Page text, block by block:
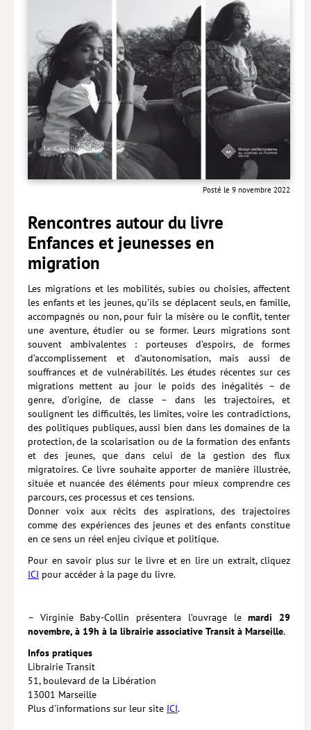
>> Livres numériques <<
COLLECTIONS
Comment je suis devenu
Convergences
eDDen
Espèces
Figure[s] de…
Idées Reçues
Libertés plurielles
MiMed
Mobilisations
MythO !
Actes de colloque
>> Cavalier poche <<
>> Livres numériques <<
AUTEURS
PARTENARIATS
CORPORATE
Idées reçues – Corporate
Livres blancs
CONTACT
NEWSLETTER
POLITIQUE RELATIVE AUX COOKIES
Posté le 9 novembre 2022
Rencontres autour du livre
Enfances et jeunesses en
migration
Les migrations et les mobilités, subies ou choisies, affectent
les enfants et les jeunes, qu’ils se déplacent seuls, en famille,
accompagnés ou non, pour fuir la misère ou le conflit, tenter
une aventure, étudier ou se former. Leurs migrations sont
souvent ambivalentes : porteuses d’espoirs, de formes
d’accomplissement et d’autonomisation, mais aussi de
souffrances et de vulnérabilités. Les études récentes sur ces
migrations mettent au jour le poids des inégalités – de
genre, d’origine, de classe – dans les trajectoires, et
soulignent les difficultés, les limites, voire les contradictions,
des politiques publiques, aussi bien dans les domaines de la
protection, de la scolarisation ou de la formation des enfants
et des jeunes, que dans celui de la gestion des flux
migratoires. Ce livre souhaite apporter de manière illustrée,
située et nuancée des éléments pour mieux comprendre ces
parcours, ces processus et ces tensions.
Donner voix aux récits des aspirations, des trajectoires
comme des expériences des jeunes et des enfants constitue
en ce sens un réel enjeu civique et politique.
Pour en savoir plus sur le livre et en lire un extrait, cliquez
ICI pour accéder à la page du livre.
– Virginie Baby-Collin présentera l’ouvrage lemardi 29
novembre, à 19h à la librairie associative Transit à Marseille.
Infos pratiques
Librairie Transit
51, boulevard de la Libération
13001 Marseille
Plus d’informations sur leur site ICI.